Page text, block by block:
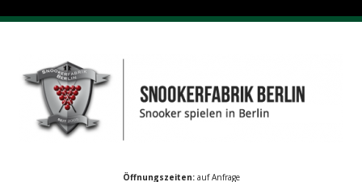
Öffnungszeiten:auf Anfrage